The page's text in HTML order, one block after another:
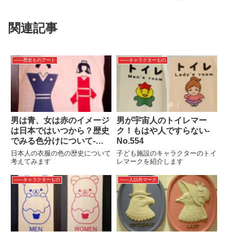
関連記事
――歴史ものアート
男は青、女は赤のイメージ
は日本ではいつから？歴史
でみる色分けについて-
No.123
日本人の衣服の色の歴史について
考えてみます
――キャラクターもの
男が宇宙人のトイレマー
ク！もはや人ですらない‐
No.554
子ども施設のキャラクターのトイ
レマークを紹介します
――キャラクターもの ――人以外マーク